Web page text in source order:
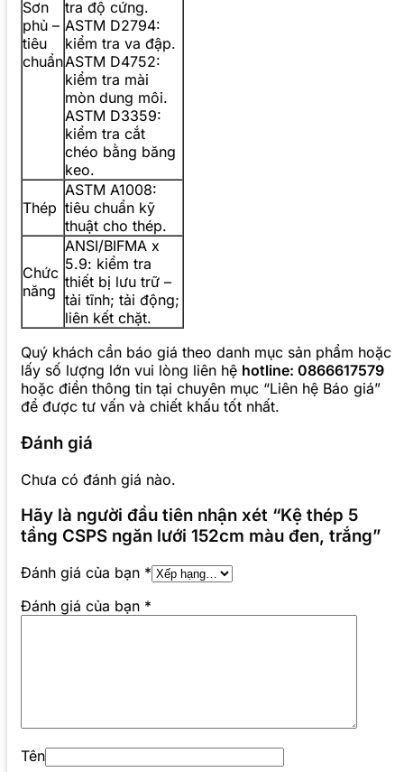
Sơn
phủ –
tiêu
chuẩn
tra độ cứng.
ASTM D2794:
kiểm tra va đập.
ASTM D4752:
kiểm tra mài
mòn dung môi.
ASTM D3359:
kiểm tra cắt
chéo bằng băng
keo.
Thép
ASTM A1008:
tiêu chuẩn kỹ
thuật cho thép.
Chức
năng
ANSI/BIFMA x
5.9: kiểm tra
thiết bị lưu trữ –
tải tĩnh; tải động;
liên kết chặt.
Quý khách cần báo giá theo danh mục sản phẩm hoặc
lấy số lượng lớn vui lòng liên hệ hotline: 0866617579
hoặc điền thông tin tại chuyên mục “Liên hệ Báo giá”
để được tư vấn và chiết khấu tốt nhất.
Đánh giá
Chưa có đánh giá nào.
Hãy là người đầu tiên nhận xét “Kệ thép 5
tầng CSPS ngăn lưới 152cm màu đen, trắng”
Đánh giá của bạn *
Đánh giá của bạn *
Tên